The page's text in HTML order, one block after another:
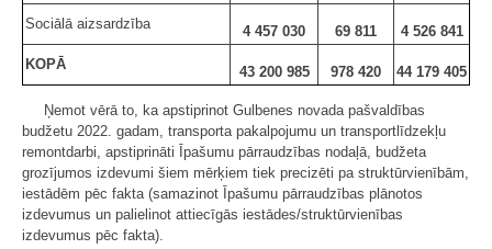
Sociālā aizsardzība
4 457 030 69 811
4 526 841
KOPĀ
43 200 985 978 420 44 179 405
Ņemot vērā to, ka apstiprinot Gulbenes novada pašvaldības
budžetu 2022. gadam, transporta pakalpojumu un transportlīdzekļu
remontdarbi, apstiprināti Īpašumu pārraudzības nodaļā, budžeta
grozījumos izdevumi šiem mērķiem tiek precizēti pa struktūrvienībām,
iestādēm pēc fakta (samazinot Īpašumu pārraudzības plānotos
izdevumus un palielinot attiecīgās iestādes/struktūrvienības
izdevumus pēc fakta).